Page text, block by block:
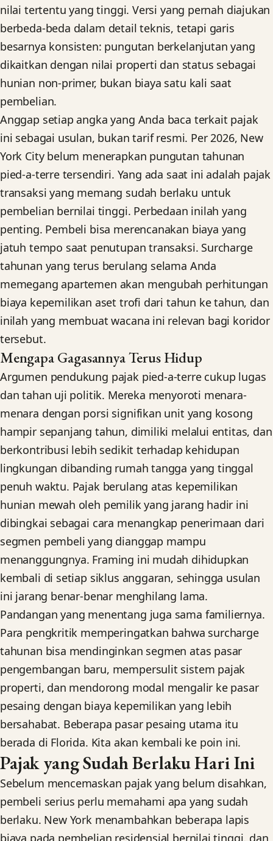
nilai tertentu yang tinggi. Versi yang pernah diajukan
berbeda-beda dalam detail teknis, tetapi garis
besarnya konsisten: pungutan berkelanjutan yang
dikaitkan dengan nilai properti dan status sebagai
hunian non-primer, bukan biaya satu kali saat
pembelian.
Anggap setiap angka yang Anda baca terkait pajak
ini sebagai usulan, bukan tarif resmi. Per 2026, New
York City belum menerapkan pungutan tahunan
pied-a-terre tersendiri. Yang ada saat ini adalah pajak
transaksi yang memang sudah berlaku untuk
pembelian bernilai tinggi. Perbedaan inilah yang
penting. Pembeli bisa merencanakan biaya yang
jatuh tempo saat penutupan transaksi. Surcharge
tahunan yang terus berulang selama Anda
memegang apartemen akan mengubah perhitungan
biaya kepemilikan aset trofi dari tahun ke tahun, dan
inilah yang membuat wacana ini relevan bagi koridor
tersebut.
Mengapa Gagasannya Terus Hidup
Argumen pendukung pajak pied-a-terre cukup lugas
dan tahan uji politik. Mereka menyoroti menara-
menara dengan porsi signifikan unit yang kosong
hampir sepanjang tahun, dimiliki melalui entitas, dan
berkontribusi lebih sedikit terhadap kehidupan
lingkungan dibanding rumah tangga yang tinggal
penuh waktu. Pajak berulang atas kepemilikan
hunian mewah oleh pemilik yang jarang hadir ini
dibingkai sebagai cara menangkap penerimaan dari
segmen pembeli yang dianggap mampu
menanggungnya. Framing ini mudah dihidupkan
kembali di setiap siklus anggaran, sehingga usulan
ini jarang benar-benar menghilang lama.
Pandangan yang menentang juga sama familiernya.
Para pengkritik memperingatkan bahwa surcharge
tahunan bisa mendinginkan segmen atas pasar
pengembangan baru, mempersulit sistem pajak
properti, dan mendorong modal mengalir ke pasar
pesaing dengan biaya kepemilikan yang lebih
bersahabat. Beberapa pasar pesaing utama itu
berada di Florida. Kita akan kembali ke poin ini.
Pajak yang Sudah Berlaku Hari Ini
Sebelum mencemaskan pajak yang belum disahkan,
pembeli serius perlu memahami apa yang sudah
berlaku. New York menambahkan beberapa lapis
biaya pada pembelian residensial bernilai tinggi, dan